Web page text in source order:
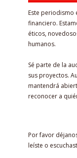
Este periodismo
financiero.
éticos,
humanos.
Sé parte de la
sus proyectos.
mantendrá
reconocer a
Por favor
leíste o